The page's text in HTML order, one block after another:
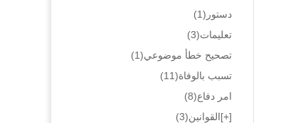
دستور (1)
تعليمات(3)
تصحيح خطأ موضوعي(1)
تسبب بالوفاة(11)
امر دفاع(8)
[+]القوانين(3)